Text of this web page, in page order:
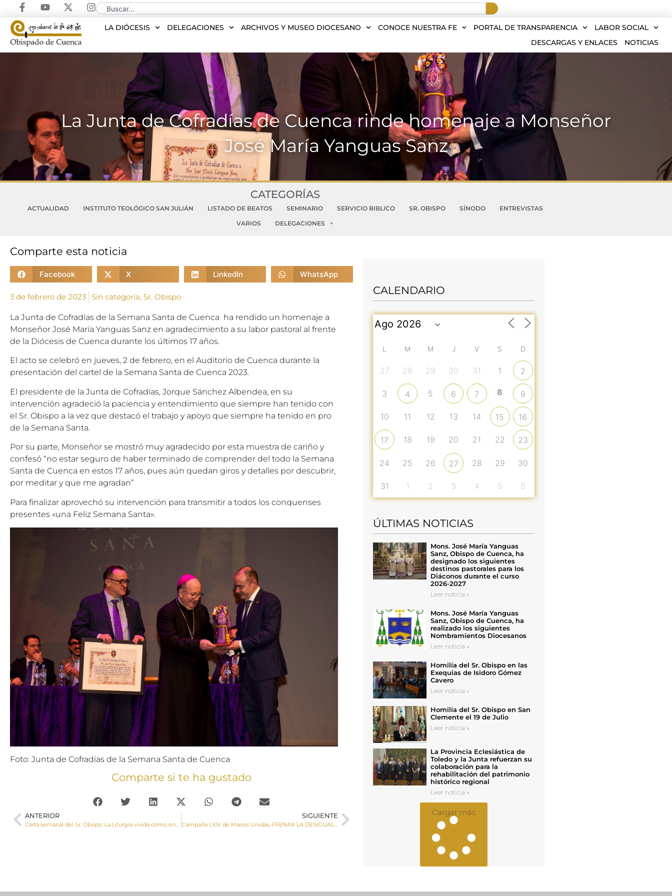
LA DIÓCESIS DELEGACIONES ARCHIVOS Y MUSEO DIOCESANO CONOCE NUESTRA FE PORTAL DE TRANSPARENCIA
LABOR SOCIAL
DESCARGAS Y ENLACES
NOTICIAS
La Junta de Cofradías de Cuenca rinde homenaje a Monseñor
José María Yanguas Sanz
CATEGORÍAS
ACTUALIDAD INSTITUTO TEOLÓGICO SAN JULIÁN LISTADO DE BEATOS SEMINARIO SERVICIO BIBLICO SR. OBISPO SÍNODO
ENTREVISTAS
VARIOS
DELEGACIONES
Comparte esta noticia
Facebook X LinkedIn WhatsApp
3 de febrero de 2023 Sin categoría, Sr. Obispo
La Junta de Cofradías de la Semana Santa de Cuenca ha rendido un homenaje a
Monseñor José María Yanguas Sanz en agradecimiento a su labor pastoral al frente
de la Diócesis de Cuenca durante los últimos 17 años.
El acto se celebró en jueves, 2 de febrero, en el Auditorio de Cuenca durante la
presentación del cartel de la Semana Santa de Cuenca 2023.
El presidente de la Junta de Cofradías, Jorque Sánchez Albendea, en su
intervención agradeció la paciencia y entendimiento que siempre han tenido con
el Sr. Obispo a la vez que destacó el trabajo y apoyo que siempre ha tenido en pro
de la Semana Santa.
Por su parte, Monseñor se mostró muy agradecido por esta muestra de cariño y
confesó “no estar seguro de haber terminado de comprender del todo la Semana
Santa de Cuenca en estos 17 años, pues aún quedan giros y detalles por descubrir,
por meditar y que me agradan”
Para finalizar aprovechó su intervención para transmitir a todos los conquenses
presentes «una Feliz Semana Santa».
Foto: Junta de Cofradías de la Semana Santa de Cuenca
Comparte si te ha gustado
ANTERIOR SIGUIENTE
CALENDARIO
L M M J V S D
27 28 29 30 31 1 2
3 4 5 6 7 8 9
10 11 12 13 14 15 16
17 18 19 20 21 22 23
24 25 26 27 28 29 30
31 1 2 3 4 5 6
ÚLTIMAS NOTICIAS
Mons. José María Yanguas
Sanz, Obispo de Cuenca, ha
designado los siguientes
destinos pastorales para los
Diáconos durante el curso
2026-2027
Leer noticia »
Mons. José María Yanguas
Sanz, Obispo de Cuenca, ha
realizado los siguientes
Nombramientos Diocesanos
Leer noticia »
Homilía del Sr. Obispo en las
Exequias de Isidoro Gómez
Cavero
Leer noticia »
Homilía del Sr. Obispo en San
Clemente el 19 de Julio
Leer noticia »
La Provincia Eclesiástica de
Toledo y la Junta refuerzan su
colaboración para la
rehabilitación del patrimonio
histórico regional
Leer noticia »
Cargar más